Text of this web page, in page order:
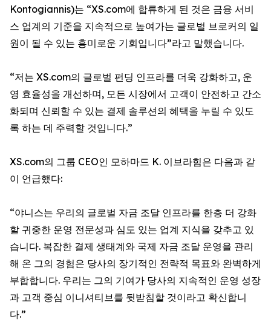
Kontogiannis)는 “XS.com에 합류하게 된 것은 금융 서비
스 업계의 기준을 지속적으로 높여가는 글로벌 브로커의 일
원이 될 수 있는 흥미로운 기회입니다”라고 말했습니다.
“저는 XS.com의 글로벌 펀딩 인프라를 더욱 강화하고, 운
영 효율성을 개선하며, 모든 시장에서 고객이 안전하고 간소
화되며 신뢰할 수 있는 결제 솔루션의 혜택을 누릴 수 있도
록 하는 데 주력할 것입니다.”
XS.com의 그룹 CEO인 모하마드 K. 이브라힘은 다음과 같
이 언급했다:
“야니스는 우리의 글로벌 자금 조달 인프라를 한층 더 강화
할 귀중한 운영 전문성과 심도 있는 업계 지식을 갖추고 있
습니다. 복잡한 결제 생태계와 국제 자금 조달 운영을 관리
해 온 그의 경험은 당사의 장기적인 전략적 목표와 완벽하게
부합합니다. 우리는 그의 기여가 당사의 지속적인 운영 성장
과 고객 중심 이니셔티브를 뒷받침할 것이라고 확신합니
다.”